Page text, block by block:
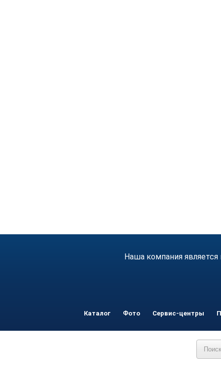
Наша компания
Каталог Фото Сервис-центры